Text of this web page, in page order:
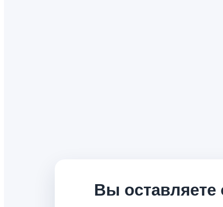
Вы оставляете